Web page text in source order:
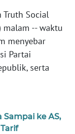
Social
malam -- waktu
menyebar
Partai
serta
ke AS,